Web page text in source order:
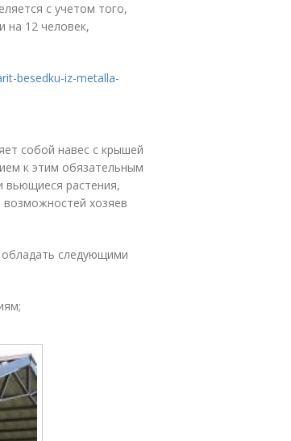
с учетом того,
на 12 человек,
besedku-iz-metalla-
собой навес с крышей
к этим обязательным
вьющиеся растения,
возможностей хозяев
следующими